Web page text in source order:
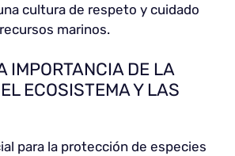
cultura de respeto y cuidado
marinos.
IMPORTANCIA DE LA
ECOSISTEMA Y LAS
para la protección de especies